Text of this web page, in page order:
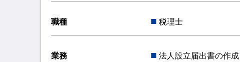
職種 税理士
業務 法人設立届出書の作成